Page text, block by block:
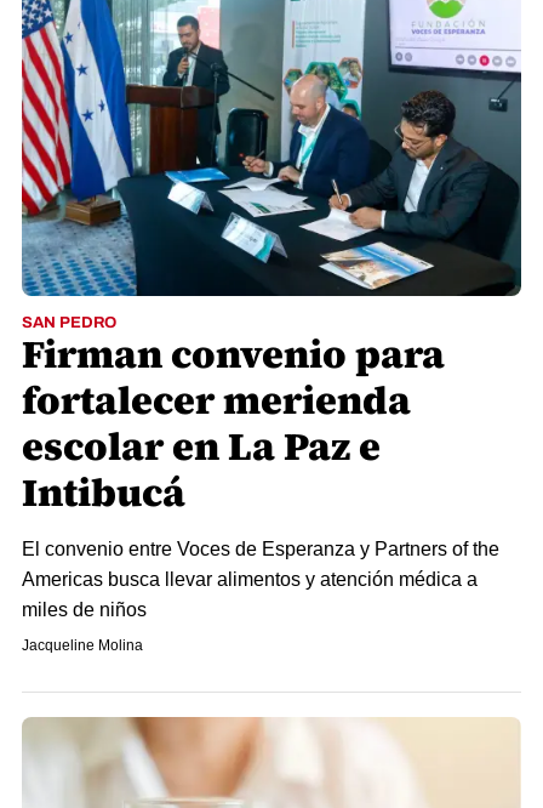
SAN PEDRO
Firman convenio para
fortalecer merienda
escolar en La Paz e
Intibucá
El convenio entre Voces de Esperanza y Partners of the
Americas busca llevar alimentos y atención médica a
miles de niños
Jacqueline Molina